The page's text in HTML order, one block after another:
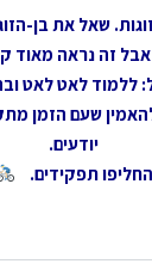
שאל את בן-
זה נראה מאוד
ללמוד לאט לאט
שעם הזמן
יודעים.
החליפו תפקידים.